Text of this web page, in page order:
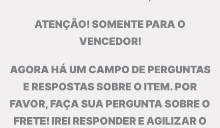
ATENÇÃO! SOMENTE PARA O
VENCEDOR!
AGORA HÁ UM CAMPO DE PERGUNTAS
E RESPOSTAS SOBRE O ITEM. POR
FAVOR, FAÇA SUA PERGUNTA SOBRE O
FRETE! IREI RESPONDER E AGILIZAR O